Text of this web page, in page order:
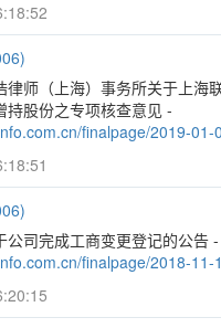
律师（上海）事务所关于上海
持股份之专项核查意见 -
finalpage/2019-01-
公司完成工商变更登记的公告 -
finalpage/2018-11-